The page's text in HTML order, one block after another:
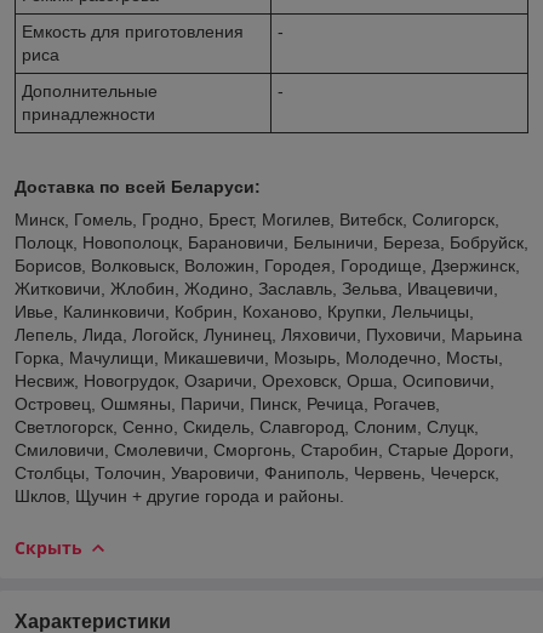
Емкость для приготовления
риса
-
Дополнительные
принадлежности
-
Доставка по всей Беларуси:
Минск, Гомель, Гродно, Брест, Могилев, Витебск, Солигорск,
Полоцк, Новополоцк, Барановичи, Белыничи, Береза, Бобруйск,
Борисов, Волковыск, Воложин, Городея, Городище, Дзержинск,
Житковичи, Жлобин, Жодино, Заславль, Зельва, Ивацевичи,
Ивье, Калинковичи, Кобрин, Коханово, Крупки, Лельчицы,
Лепель, Лида, Логойск, Лунинец, Ляховичи, Пуховичи, Марьина
Горка, Мачулищи, Микашевичи, Мозырь, Молодечно, Мосты,
Несвиж, Новогрудок, Озаричи, Ореховск, Орша, Осиповичи,
Островец, Ошмяны, Паричи, Пинск, Речица, Рогачев,
Светлогорск, Сенно, Скидель, Славгород, Слоним, Слуцк,
Смиловичи, Смолевичи, Сморгонь, Старобин, Старые Дороги,
Столбцы, Толочин, Уваровичи, Фаниполь, Червень, Чечерск,
Шклов, Щучин + другие города и районы.
Скрыть
Характеристики